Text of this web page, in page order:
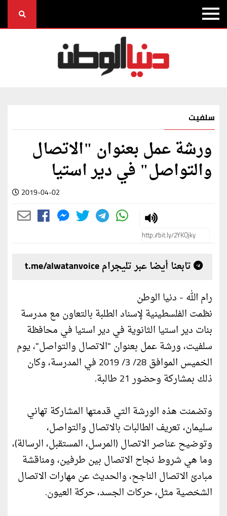
سلفيت
ورشة عمل بعنوان "الاتصال
والتواصل" في دير استيا
2019-04-02
تابعنا أيضا عبر تليجرام t.me/alwatanvoice
رام الله - دنيا الوطن
نظمت الفلسطينية لإسناد الطلبة بالتعاون مع مدرسة
بنات دير استيا الثانوية في دير استيا في محافظة
سلفيت، ورشة عمل بعنوان "الاتصال والتواصل"، يوم
الخميس الموافق 28/ 3/ 2019 في المدرسة، وكان
ذلك بمشاركة وحضور 21 طالبة.
وتضمنت هذه الورشة التي قدمتها المشاركة تهاني
سليمان، تعريف الطالبات بالاتصال والتواصل،
وتوضيح عناصر الاتصال (المرسل، المستقبل، الرسالة)،
وما هي شروط نجاح الاتصال بين طرفين، ومناقشة
مبادئ الاتصال الناجح، والحديث عن مهارات الاتصال
الشخصية مثل، حركات الجسد، حركة العيون.